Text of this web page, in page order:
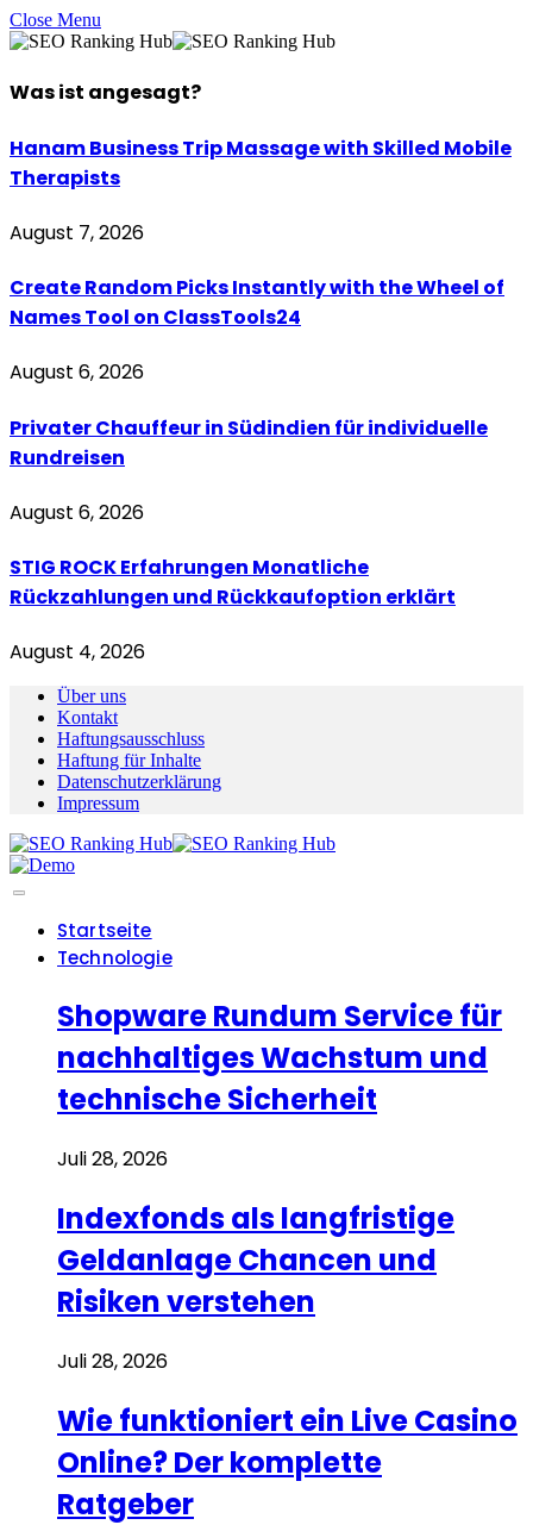
Close Menu
Was ist angesagt?
Hanam Business Trip Massage with Skilled Mobile
Therapists
August 7, 2026
Create Random Picks Instantly with the Wheel of
Names Tool on ClassTools24
August 6, 2026
Privater Chauffeur in Südindien für individuelle
Rundreisen
August 6, 2026
STIG ROCK Erfahrungen Monatliche
Rückzahlungen und Rückkaufoption erklärt
August 4, 2026
Über uns
Kontakt
Haftungsausschluss
Haftung für Inhalte
Datenschutzerklärung
Impressum
Startseite
Technologie
Shopware Rundum Service für
nachhaltiges Wachstum und
technische Sicherheit
Juli 28, 2026
Indexfonds als langfristige
Geldanlage Chancen und
Risiken verstehen
Juli 28, 2026
Wie funktioniert ein Live Casino
Online? Der komplette
Ratgeber